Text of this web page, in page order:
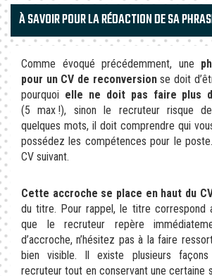
À SAVOIR POUR LA RÉDACTION DE SA
Comme évoqué précédemment, une
pour un CV de reconversionse doit
pourquoi elle ne doit pas faire plus
(5 max !), sinon le recruteur risque
quelques mots, il doit comprendre qui
possédez les compétences pour le
CV suivant.
Cette accroche se place en haut du
du titre. Pour rappel, le titre correspond
que le recruteur repère
d’accroche, n’hésitez pas à la faire
bien visible. Il existe plusieurs
recruteur tout en conservant une certaine